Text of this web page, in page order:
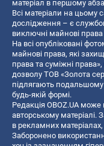
матеріал в першому
Всі матеріали на цьому
дослідження – є
виключні майнові
На всі опубліковані
майнові права, які
права та суміжні
дозволу ТОВ «Золота
підлягають
будь-якій формі.
Редакція OBOZ.UA може
авторському матеріалі.
в рекламних
Заборонено